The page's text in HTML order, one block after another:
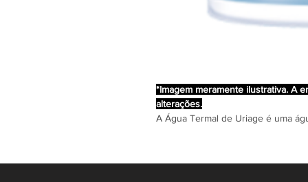
*Imagem meramente ilustrativa. A
alterações.
A Água Termal de Uriage é uma